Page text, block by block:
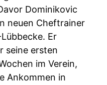
Dominikovic
neuen Cheftrainer
Er
seine ersten
im Verein,
Ankommen in